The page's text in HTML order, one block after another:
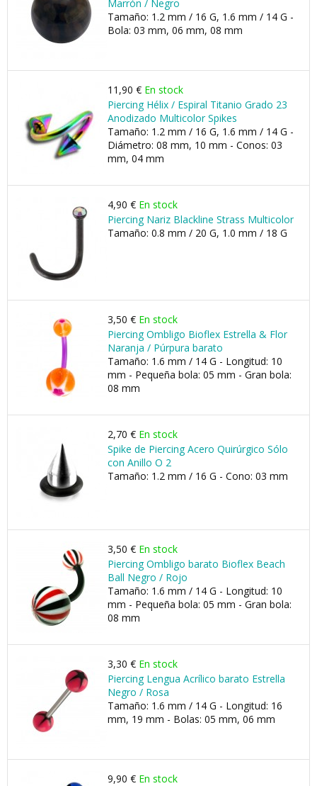
Marrón / Negro
Tamaño: 1.2 mm / 16 G, 1.6 mm / 14 G -
Bola: 03 mm, 06 mm, 08 mm
11,90 € En stock
Piercing Hélix / Espiral Titanio Grado 23
Anodizado Multicolor Spikes
Tamaño: 1.2 mm / 16 G, 1.6 mm / 14 G -
Diámetro: 08 mm, 10 mm - Conos: 03
mm, 04 mm
4,90 € En stock
Piercing Nariz Blackline Strass Multicolor
Tamaño: 0.8 mm / 20 G, 1.0 mm / 18 G
3,50 € En stock
Piercing Ombligo Bioflex Estrella & Flor
Naranja / Púrpura barato
Tamaño: 1.6 mm / 14 G - Longitud: 10
mm - Pequeña bola: 05 mm - Gran bola:
08 mm
2,70 € En stock
Spike de Piercing Acero Quirúrgico Sólo
con Anillo O 2
Tamaño: 1.2 mm / 16 G - Cono: 03 mm
3,50 € En stock
Piercing Ombligo barato Bioflex Beach
Ball Negro / Rojo
Tamaño: 1.6 mm / 14 G - Longitud: 10
mm - Pequeña bola: 05 mm - Gran bola:
08 mm
3,30 € En stock
Piercing Lengua Acrílico barato Estrella
Negro / Rosa
Tamaño: 1.6 mm / 14 G - Longitud: 16
mm, 19 mm - Bolas: 05 mm, 06 mm
9,90 € En stock